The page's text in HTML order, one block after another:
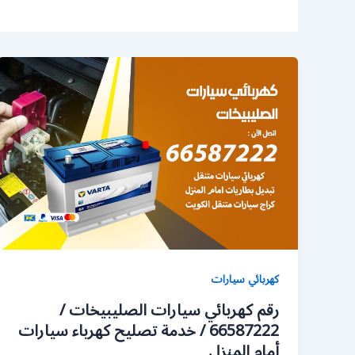
كهربائي سيارات
رقم كهربائي سيارات الصليبيخات /
66587222 / خدمة تصليح كهرباء سيارات